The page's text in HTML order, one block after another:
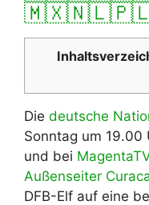
🇲🇽🇳🇱
Die deutsche
Sonntag um 19.00
und bei
Außenseiter
DFB-Elf auf eine